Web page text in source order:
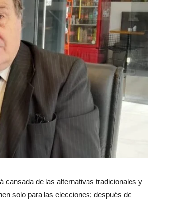
cansada de las alternativas tradicionales y
solo para las elecciones; después de